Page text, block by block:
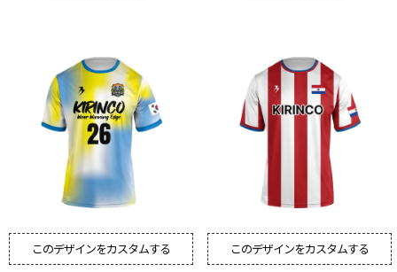
このデザインをカスタムする
このデザインをカスタムする